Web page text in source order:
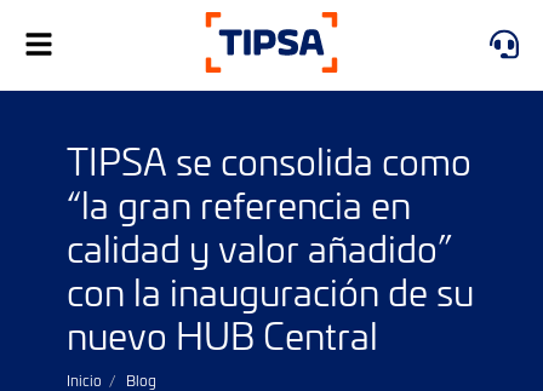
Alternar
navegación
TIPSA se consolida como
“la gran referencia en
calidad y valor añadido”
con la inauguración de su
nuevo HUB Central
Inicio
Blog